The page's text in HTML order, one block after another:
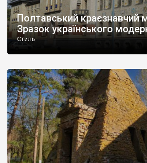
Полтавський краєзнавчий
Зразок українського
Стиль